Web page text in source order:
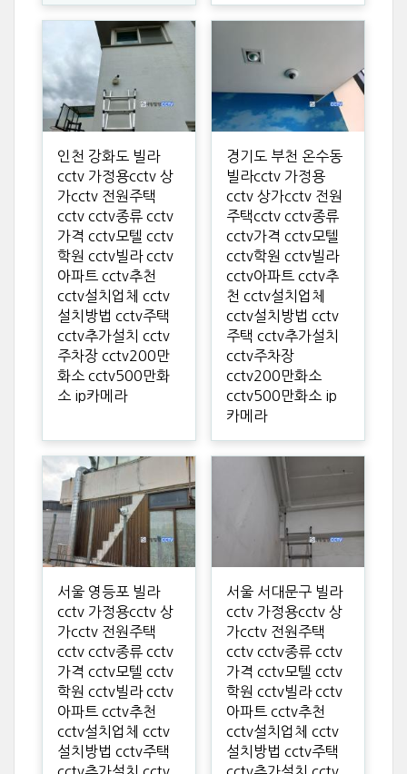
인천 강화도 빌라
cctv 가정용cctv 상
가cctv 전원주택
cctv cctv종류 cctv
가격 cctv모텔 cctv
학원 cctv빌라 cctv
아파트 cctv추천
cctv설치업체 cctv
설치방법 cctv주택
cctv추가설치 cctv
주차장 cctv200만
화소 cctv500만화
소 ip카메라
경기도 부천 온수동
빌라cctv 가정용
cctv 상가cctv 전원
주택cctv cctv종류
cctv가격 cctv모텔
cctv학원 cctv빌라
cctv아파트 cctv추
천 cctv설치업체
cctv설치방법 cctv
주택 cctv추가설치
cctv주차장
cctv200만화소
cctv500만화소 ip
카메라
서울 영등포 빌라
cctv 가정용cctv 상
가cctv 전원주택
cctv cctv종류 cctv
가격 cctv모텔 cctv
학원 cctv빌라 cctv
아파트 cctv추천
cctv설치업체 cctv
설치방법 cctv주택
서울 서대문구 빌라
cctv 가정용cctv 상
가cctv 전원주택
cctv cctv종류 cctv
가격 cctv모텔 cctv
학원 cctv빌라 cctv
아파트 cctv추천
cctv설치업체 cctv
설치방법 cctv주택